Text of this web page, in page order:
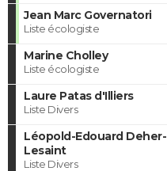
Jean Marc Governatori
Liste écologiste
Marine Cholley
Liste écologiste
Laure Patas d'Illiers
Liste Divers
Léopold-Edouard Deher-
Lesaint
Liste Divers